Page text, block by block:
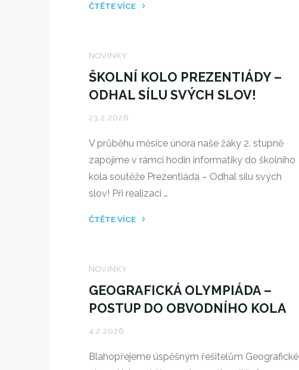
ČTĚTE VÍCE
PROJEKTU
TECHNOLOGIE
A
PROMĚNY
8.
BCD"
NOVINKY
ŠKOLNÍ KOLO PREZENTIÁDY –
ODHAL SÍLU SVÝCH SLOV!
23.2.2026
V průběhu měsíce února naše žáky 2. stupně
zapojíme v rámci hodin informatiky do školního
kola soutěže Prezentiáda – Odhal sílu svých
slov! Při realizaci …
ČTĚTE VÍCE
PREZENTIÁDY
ODHAL
SÍLU
SVÝCH
NOVINKY
GEOGRAFICKÁ OLYMPIÁDA –
POSTUP DO OBVODNÍHO KOLA
4.2.2026
Blahopřejeme úspěšným řešitelům Geografické